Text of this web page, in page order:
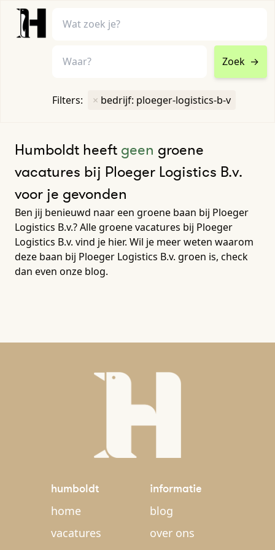
Zoek →
Filters: × bedrijf: ploeger-logistics-b-v
Humboldt heeft geen groene
vacatures bij Ploeger Logistics B.v.
voor je gevonden
Ben jij benieuwd naar een groene baan bij Ploeger
Logistics B.v.? Alle groene vacatures bij Ploeger
Logistics B.v. vind je hier. Wil je meer weten waarom
deze baan bij Ploeger Logistics B.v. groen is, check
dan even onze blog.
humboldt
home
vacatures
informatie
blog
over ons